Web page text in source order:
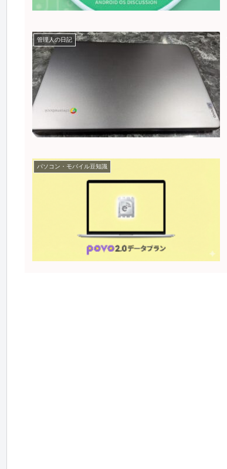
管理人の日記
パソコン・モバイル豆知識